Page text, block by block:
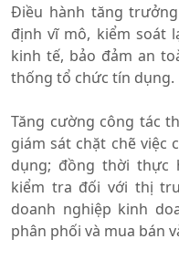
Điều hành tăng
định vĩ mô, kiểm soát
kinh tế, bảo đảm an
thống tổ chức tín dụng.
Tăng cường công tác
giám sát chặt chẽ việc
dụng; đồng thời thực
kiểm tra đối với thị
doanh nghiệp kinh
phân phối và mua bán